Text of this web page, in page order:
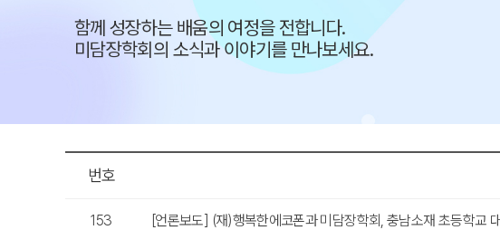
함께 성장하는 배움의 여정을 전합니다.
미담장학회의 소식과 이야기를 만나보세요.
번호
153 [언론보도] (재)행복한에코폰과 미담장학회, 충남소재 초등학교